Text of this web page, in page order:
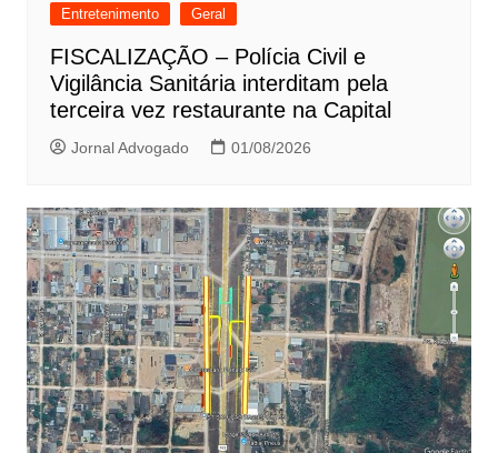
Entretenimento Geral
FISCALIZAÇÃO – Polícia Civil e
Vigilância Sanitária interditam pela
terceira vez restaurante na Capital
Jornal Advogado 01/08/2026